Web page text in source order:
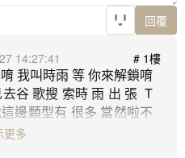
回覆
14:27:41 # 1樓
我叫時雨 等 你來解鎖唷
谷 歌搜 索時 雨 出 張  T
邊類型有 很多 當然啦不
可以是你的傾聽者 可以
更多